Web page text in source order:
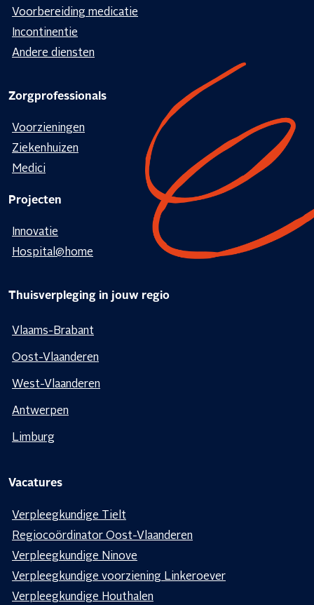
Voorbereiding medicatie
Incontinentie
Andere diensten
Zorgprofessionals
Voorzieningen
Ziekenhuizen
Medici
Projecten
Innovatie
Hospital@home
Thuisverpleging in jouw regio
Vlaams-Brabant
Oost-Vlaanderen
West-Vlaanderen
Antwerpen
Limburg
Vacatures
Verpleegkundige Tielt
Regiocoördinator Oost-Vlaanderen
Verpleegkundige Ninove
Verpleegkundige voorziening Linkeroever
Verpleegkundige Houthalen